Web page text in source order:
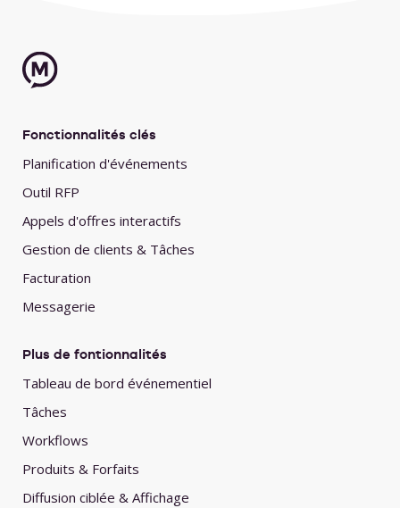
Fonctionnalités clés
Planification d'événements
Outil RFP
Appels d'offres interactifs
Gestion de clients & Tâches
Facturation
Messagerie
Plus de fontionnalités
Tableau de bord événementiel
Tâches
Workflows
Produits & Forfaits
Diffusion ciblée & Affichage